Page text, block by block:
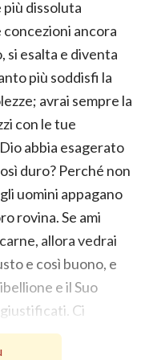
dissoluta
ancora
si esalta e diventa
più soddisfi la
avrai sempre la
con le tue
abbia esagerato
duro? Perché non
uomini appagano
rovina. Se ami
allora vedrai
e così buono, e
e il Suo
Ci
e ti
per